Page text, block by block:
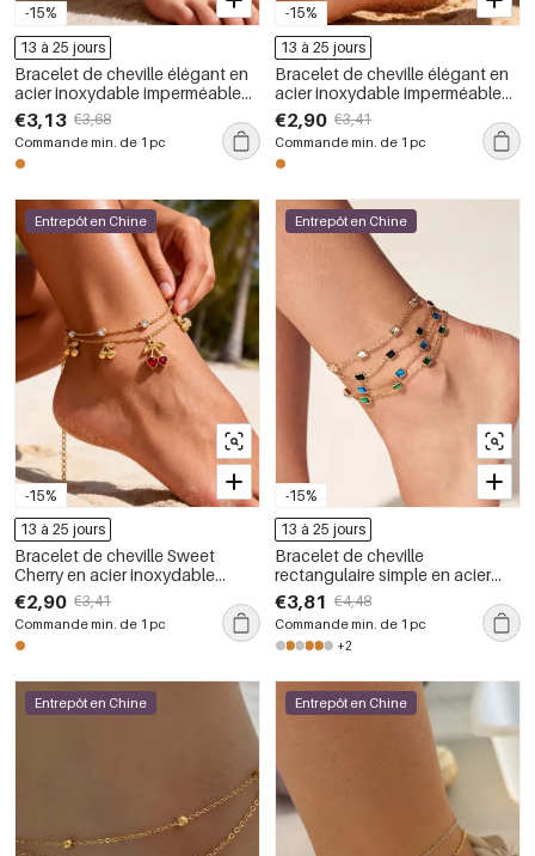
-15%
13 à 25 jours
Bracelet de cheville élégant en
acier inoxydable imperméable
couleur or avec zircon, motif
trèfle
€3,13 €3,68
Commande min. de 1 pc
-15%
13 à 25 jours
Bracelet de cheville élégant en
acier inoxydable imperméable
couleur or avec strass et motif
floral
€2,90 €3,41
Commande min. de 1 pc
-15%
Entrepôt en Chine
13 à 25 jours
Bracelet de cheville Sweet
Cherry en acier inoxydable
étanche couleur or avec strass
€2,90 €3,41
Commande min. de 1 pc
-15%
Entrepôt en Chine
13 à 25 jours
Bracelet de cheville
rectangulaire simple en acier
inoxydable étanche couleur or
avec zircon
€3,81 €4,48
Commande min. de 1 pc
+2
Entrepôt en Chine Entrepôt en Chine